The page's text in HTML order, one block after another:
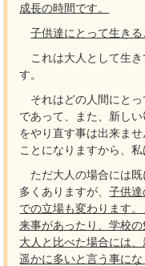
成長の時間です。
子供達にとって生き
これは大人として生
す。
それはどの人間にと
であって、また、新し
をやり直す事は出来ま
ことになりますから、
ただ大人の場合には
多くありますが、子供
での立場も変わります
来事があったり、学校
大人と比べた場合には
遥かに多いと言う事にな